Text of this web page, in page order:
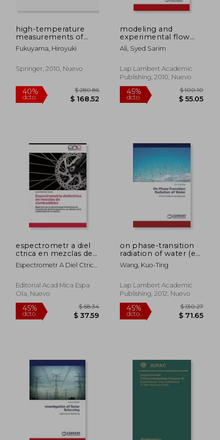
$ 30.65
high-temperature
measurements of
materials (en Inglés)
Fukuyama, Hiroyuki
Springer, 2010, Nuevo
40%
dcto. $ 168.52
modeling and
experimental flow
analysis around airfoil
(en Inglés)
Ali, Syed Sarim
Lap Lambert Academic
Publishing, 2010, Nuevo
45%
dcto. $
espectrometr a diel
ctrica en mezclas de
combustibles (en
Inglés)
Espectrometr A Diel Ctrica
Combustibles
Editorial Acad Mica Espa
Ola, Nuevo
on phase-transition
radiation of water (en
Inglés)
Wang, Kuo-Ting
Lap Lambert Academic
Publishing, 2012, Nuevo